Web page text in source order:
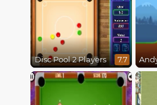
Disc Pool 2 Players 7.7